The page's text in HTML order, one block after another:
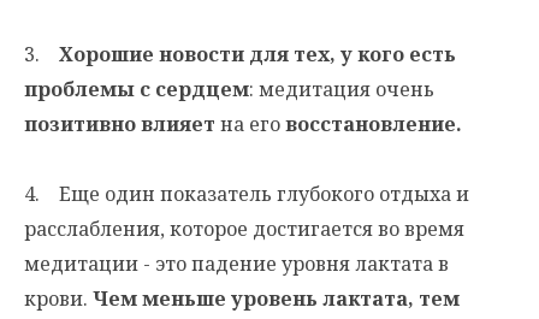
3.
Хорошие новости для тех, у кого есть
проблемы с сердцем: медитация очень
позитивно влияет на еговосстановление.
4. Еще один показатель глубокого отдыха и
расслабления, которое достигается во время
медитации - это падение уровня лактата в
крови. Чем меньше уровень лактата, тем